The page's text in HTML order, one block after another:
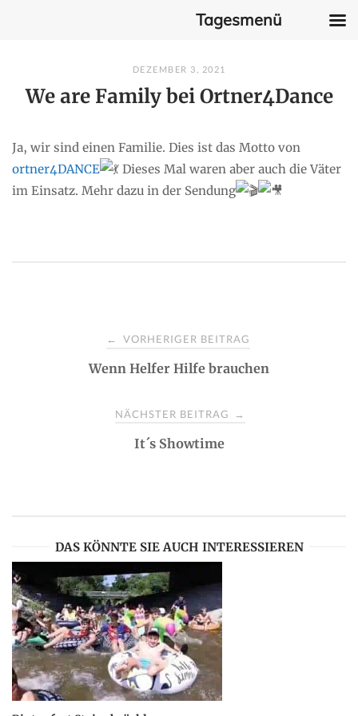
content
DEZEMBER 3, 2021
We are Family bei Ortner4Dance
Ja, wir sind einen Familie. Dies ist das Motto von
ortner4DANCE
Dieses Mal waren aber auch die Väter
im Einsatz. Mehr dazu in der Sendung
v
i
g
a
← VORHERIGER BEITRAG
Wenn Helfer Hilfe brauchen
NÄCHSTER BEITRAG →
It´s Showtime
DAS KÖNNTE SIE AUCH INTERESSIEREN
Tagesmenü